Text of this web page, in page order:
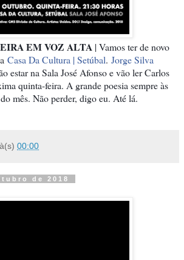
EM VOZ ALTA | Vamos ter de novo
Casa Da Cultura | Setúbal. Jorge Silva
estar na Sala José Afonso e vão ler Carlos
quinta-feira. A grande poesia sempre às
mês. Não perder, digo eu. Até lá.
à(s) 00:00
de 2018